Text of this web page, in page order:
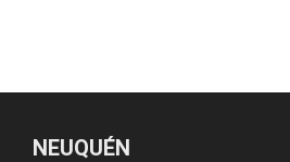
NEUQUÉN